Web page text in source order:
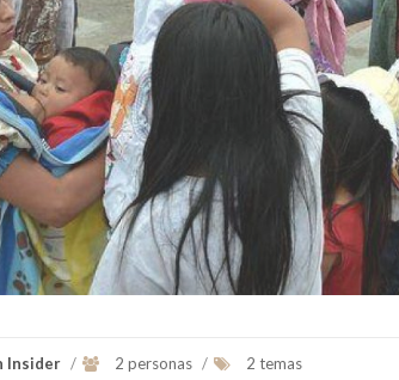
Insider / 2 personas / 2 temas
jesuita argentino Jorge Mario
Bergoglio, arzobispo de Buenos A...
Ver Biografï¿½a y Noticias